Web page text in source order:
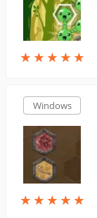
★ ★ ★ ★ ★
★ ★ ★ ★ ★
Windows
★ ★ ★ ★ ★
★ ★ ★ ★ ★